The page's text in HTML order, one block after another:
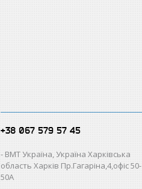
+38 067 579 57 45
ВМТ Україна, Україна Харківська
область Харків Пр.Гагаріна,4,офіс 50-
50А